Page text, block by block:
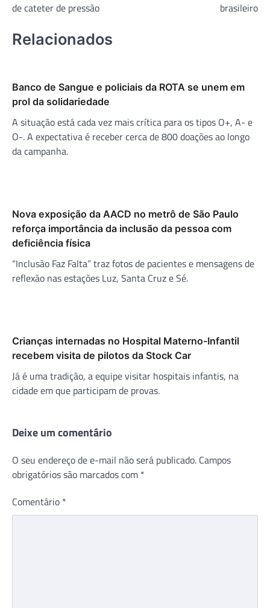
de cateter de pressão
brasileiro
Relacionados
Banco de Sangue e policiais da ROTA se unem em
prol da solidariedade
A situação está cada vez mais crítica para os tipos O+, A- e
O-. A expectativa é receber cerca de 800 doações ao longo
da campanha.
Nova exposição da AACD no metrô de São Paulo
reforça importância da inclusão da pessoa com
deficiência física
“Inclusão Faz Falta” traz fotos de pacientes e mensagens de
reflexão nas estações Luz, Santa Cruz e Sé.
Crianças internadas no Hospital Materno-Infantil
recebem visita de pilotos da Stock Car
Já é uma tradição, a equipe visitar hospitais infantis, na
cidade em que participam de provas.
Deixe um comentário
O seu endereço de e-mail não será publicado. Campos
obrigatórios são marcados com *
Comentário *